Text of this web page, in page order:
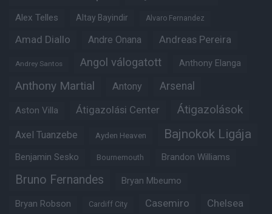
Alex Telles Altay Bayindir Alvaro Fernandez
Amad Diallo Andre Onana Andreas Pereira
Andrey Santos Angol válogatott Anthony Elanga
Anthony Martial Antony Arsenal
Aston Villa Átigazolási Center Átigazolások
Axel Tuanzebe Ayden Heaven Bajnokok Ligája
Benjamin Sesko Bournemouth Brandon Williams
Bruno Fernandes Bryan Mbeumo
Bryan Robson Cardiff City Casemiro Chelsea